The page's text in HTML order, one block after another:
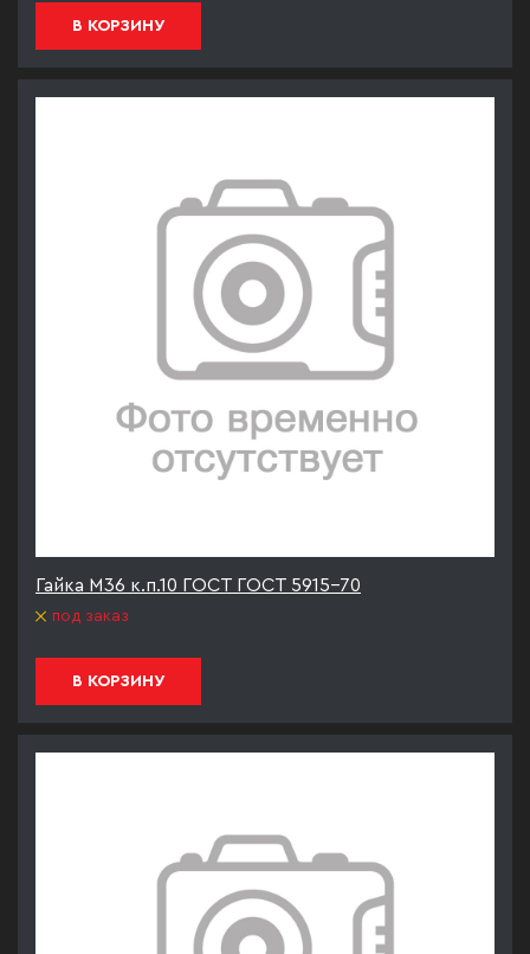
В КОРЗИНУ
Гайка М36 к.п.10 ГОСТ ГОСТ 5915-70
под заказ
В КОРЗИНУ